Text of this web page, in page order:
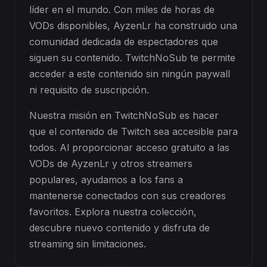
líder en el mundo. Con miles de horas de
VODs disponibles, AyzenLr ha construido una
comunidad dedicada de espectadores que
siguen su contenido. TwitchNoSub te permite
acceder a este contenido sin ningún paywall
ni requisito de suscripción.
Nuestra misión en TwitchNoSub es hacer
que el contenido de Twitch sea accesible para
todos. Al proporcionar acceso gratuito a las
VODs de AyzenLr y otros streamers
populares, ayudamos a los fans a
mantenerse conectados con sus creadores
favoritos. Explora nuestra colección,
descubre nuevo contenido y disfruta de
streaming sin limitaciones.